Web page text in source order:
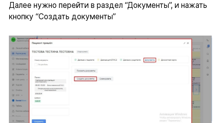
Далее нужно перейти в раздел “Документы”, и нажать
кнопку “Создать документы”